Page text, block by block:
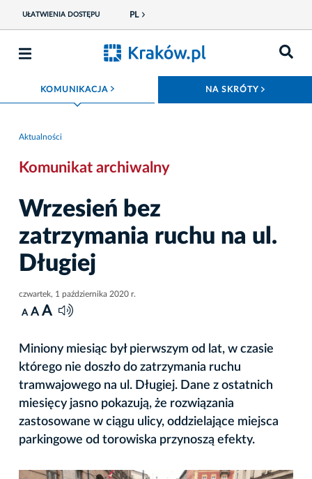
UŁATWIENIA DOSTĘPU PL
KOMUNIKACJA ROZWIŃ MENU NA SKRÓTY
Aktualności
Komunikat archiwalny
Wrzesień bez
zatrzymania ruchu na ul.
Długiej
czwartek, 1 października 2020 r.
A A A
Miniony miesiąc był pierwszym od lat, w czasie
którego nie doszło do zatrzymania ruchu
tramwajowego na ul. Długiej. Dane z ostatnich
miesięcy jasno pokazują, że rozwiązania
zastosowane w ciągu ulicy, oddzielające miejsca
parkingowe od torowiska przynoszą efekty.